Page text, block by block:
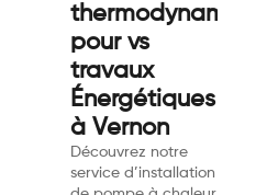
pour vs
travaux
Énergétiques
à Vernon
Découvrez notre
service d’installation